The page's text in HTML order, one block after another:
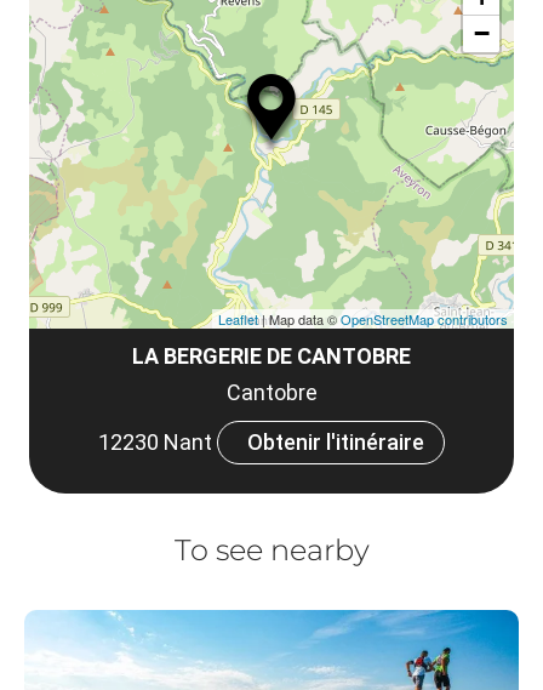
LA BERGERIE DE CANTOBRE
Cantobre
12230 Nant
Obtenir l'itinéraire
−
Leaflet| Map data ©OpenStreetMap contributors
To see nearby